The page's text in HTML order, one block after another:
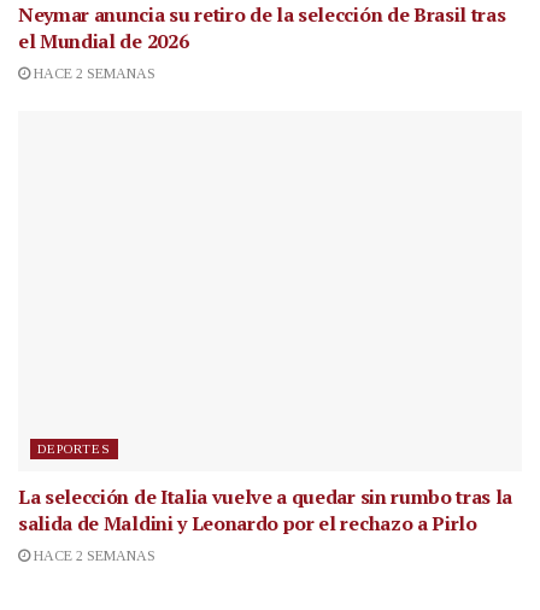
Neymar anuncia su retiro de la selección de Brasil tras
el Mundial de 2026
HACE 2 SEMANAS
DEPORTES
La selección de Italia vuelve a quedar sin rumbo tras la
salida de Maldini y Leonardo por el rechazo a Pirlo
HACE 2 SEMANAS